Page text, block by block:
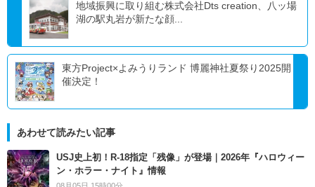
地域振興に取り組む株式会社Dts creation、八ッ場
湖の駅丸岩が新たな顔...
東方Project×よみうりランド 博麗神社夏祭り2025開
催決定！
あわせて読みたい記事
USJ史上初！R-18指定「残像」が登場｜2026年『ハロウィー
ン・ホラー・ナイト』情報